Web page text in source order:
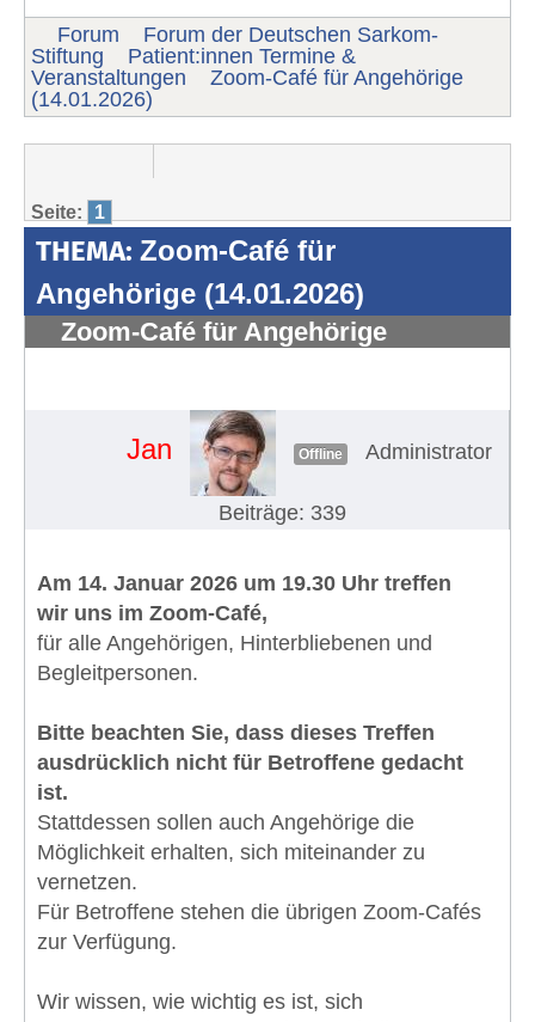
Forum
Forum der Deutschen Sarkom-
Stiftung
Patient:innen Termine &
Veranstaltungen
Zoom-Café für Angehörige
(14.01.2026)
Seite: 1
THEMA: Zoom-Café für
Angehörige (14.01.2026)
Zoom-Café für Angehörige
Jan Offline Administrator
Beiträge: 339
Am 14. Januar 2026 um 19.30 Uhr treffen
wir uns im Zoom-Café,
für alle Angehörigen, Hinterbliebenen und
Begleitpersonen.
Bitte beachten Sie, dass dieses Treffen
ausdrücklich nicht für Betroffene gedacht
ist.
Stattdessen sollen auch Angehörige die
Möglichkeit erhalten, sich miteinander zu
vernetzen.
Für Betroffene stehen die übrigen Zoom-Cafés
zur Verfügung.
Wir wissen, wie wichtig es ist, sich